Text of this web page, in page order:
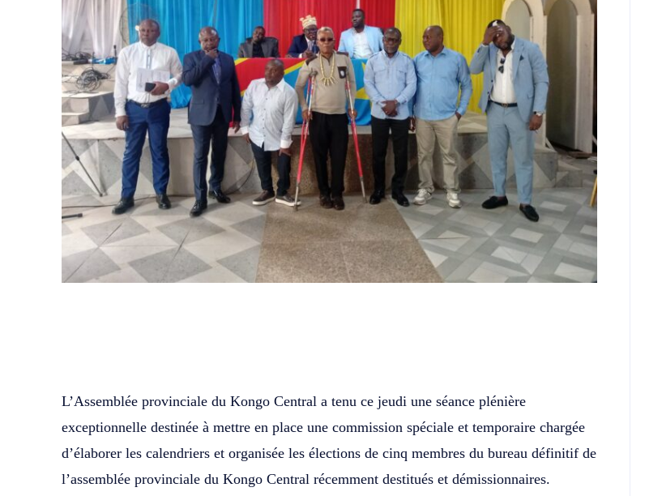
L’Assemblée provinciale du Kongo Central a tenu ce jeudi une séance plénière
exceptionnelle destinée à mettre en place une commission spéciale et temporaire chargée
d’élaborer les calendriers et organisée les élections de cinq membres du bureau définitif de
l’assemblée provinciale du Kongo Central récemment destitués et démissionnaires.